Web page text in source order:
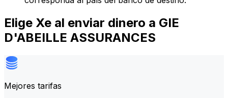
Elige Xe al enviar dinero a GIE
D'ABEILLE ASSURANCES
Mejores tarifas